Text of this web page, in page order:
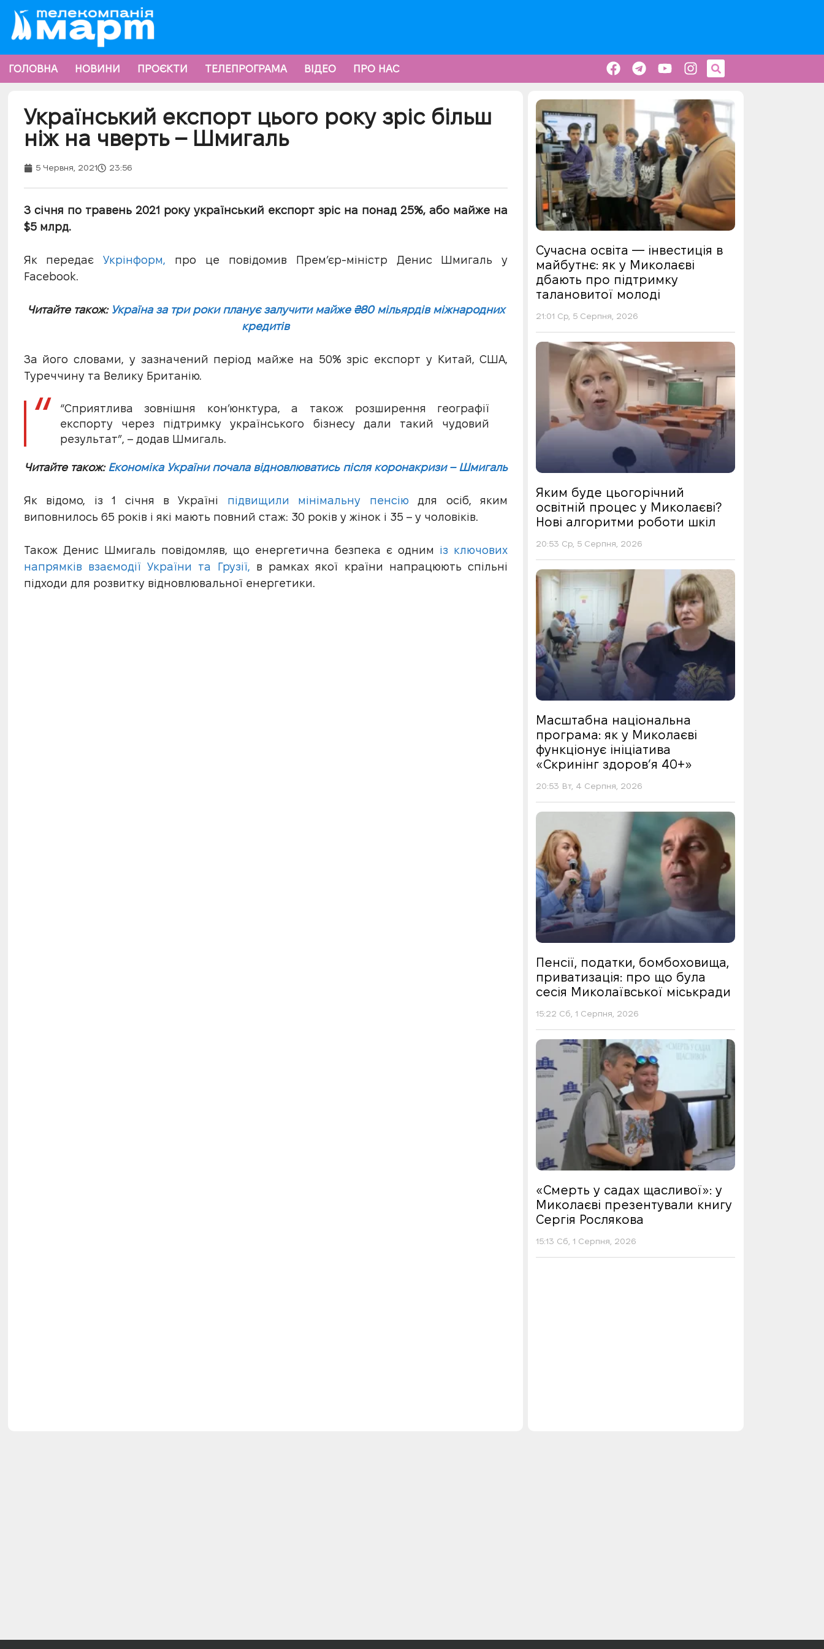
ГОЛОВНА НОВИНИ ПРОЄКТИ ТЕЛЕПРОГРАМА ВІДЕО ПРО НАС
Український експорт цього року зріс більш
ніж на чверть – Шмигаль
5 Червня, 2021 23:56
З січня по травень 2021 року український експорт зріс на понад 25%, або майже на
$5 млрд.
Як передаєУкрінформ, про це повідомив Прем’єр-міністр Денис Шмигаль у
Facebook.
Читайте також: Україна за три роки планує залучити майже ₴80 мільярдів міжнародних
кредитів
За його словами, у зазначений період майже на 50% зріс експорт у Китай, США,
Туреччину та Велику Британію.
“Сприятлива зовнішня кон’юнктура, а також розширення географії
експорту через підтримку українського бізнесу дали такий чудовий
результат”, – додав Шмигаль.
Читайте також: Економіка України почала відновлюватись після коронакризи – Шмигаль
Як відомо, із 1 січня в Україні підвищили мінімальну пенсію для осіб, яким
виповнилось 65 років і які мають повний стаж: 30 років у жінок і 35 – у чоловіків.
Також Денис Шмигаль повідомляв, що енергетична безпека є одним із ключових
напрямків взаємодії України та Грузії, в рамках якої країни напрацюють спільні
підходи для розвитку відновлювальної енергетики.
Сучасна освіта — інвестиція в
майбутнє: як у Миколаєві
дбають про підтримку
талановитої молоді
21:01 Ср, 5 Серпня, 2026
Яким буде цьогорічний
освітній процес у Миколаєві?
Нові алгоритми роботи шкіл
20:53 Ср, 5 Серпня, 2026
Масштабна національна
програма: як у Миколаєві
функціонує ініціатива
«Скринінг здоровʼя 40+»
20:53 Вт, 4 Серпня, 2026
Пенсії, податки, бомбоховища,
приватизація: про що була
сесія Миколаївської міськради
15:22 Сб, 1 Серпня, 2026
«Смерть у садах щасливої»: у
Миколаєві презентували книгу
Сергія Рослякова
15:13 Сб, 1 Серпня, 2026